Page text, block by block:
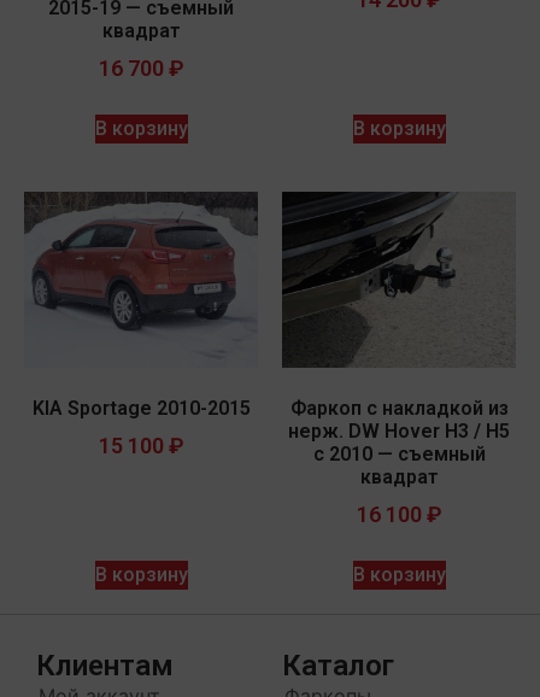
2015-19 — съемный
квадрат
16 700 ₽
В корзину В корзину
KIA Sportage 2010-2015
15 100 ₽
В корзину
Фаркоп c накладкой из
нерж. DW Hover H3 / H5
с 2010 — съемный
квадрат
16 100 ₽
В корзину
Клиентам Каталог